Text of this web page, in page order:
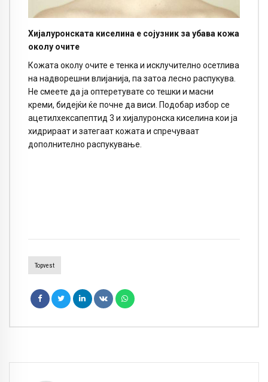
Хијалуронската киселина е сојузник за убава кожа
околу очите
Кожата околу очите е тенка и исклучително осетлива
на надворешни влијанија, па затоа лесно распукува.
Не смеете да ја оптеретувате со тешки и масни
креми, бидејќи ќе почне да виси. Подобар избор се
ацетилхексапептид 3 и хијалуронска киселина кои ја
хидрираат и затегаат кожата и спречуваат
дополнително распукување.
Topvest